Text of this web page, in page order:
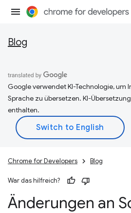
Blog
Google verwendet KI-Technologie, um
Sprache zu übersetzen. KI-
enthalten.
Chrome for Developers Blog
War das hilfreich?
Änderungen an